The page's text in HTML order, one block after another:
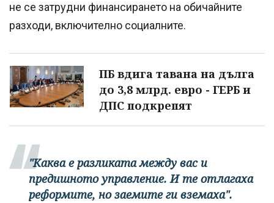
не се затрудни финансирането на обичайните
разходи, включително социалните.
ПБ вдига тавана на дълга
до 3,8 млрд. евро - ГЕРБ и
ДПС подкрепят
"Каква е разликата между вас и
предишното управление. И те отлагаха
реформите, но заемите ги вземаха".